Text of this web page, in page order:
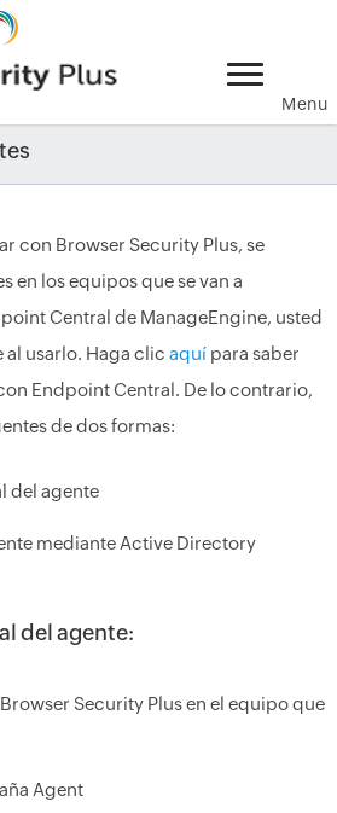
Menu
con Browser Security Plus, se
en los equipos que se van a
Central de ManageEngine, usted
al usarlo. Haga clic aquípara saber
Endpoint Central. De lo contrario,
de dos formas:
del agente
mediante Active Directory
del agente:
Security Plus en el equipo que
Agent